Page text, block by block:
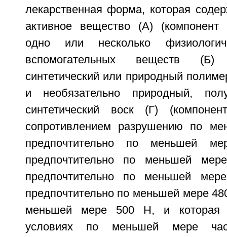
лекарственная форма, которая
активное вещество (А) (компонент
одно или несколько
вспомогательных веществ
синтетический или природный
и необязательно природный,
синтетический воск (Г)
сопротивлением разрушению по
предпочтительно по меньшей
предпочтительно по меньшей
предпочтительно по меньшей
предпочтительно по меньшей мере
меньшей мере 500 Н, и которая
условиях по меньшей мере